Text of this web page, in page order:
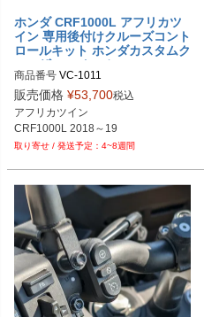
ホンダ CRF1000L アフリカツ
イン 専用後付けクルーズコント
ロールキット ホンダカスタムク
ルーザースイッチ Veridian Cru
ise
商品番号 VC-1011
M型番：1011
販売価格 ¥53,700税込
アフリカツイン
CRF1000L 2018～19
4~8週間